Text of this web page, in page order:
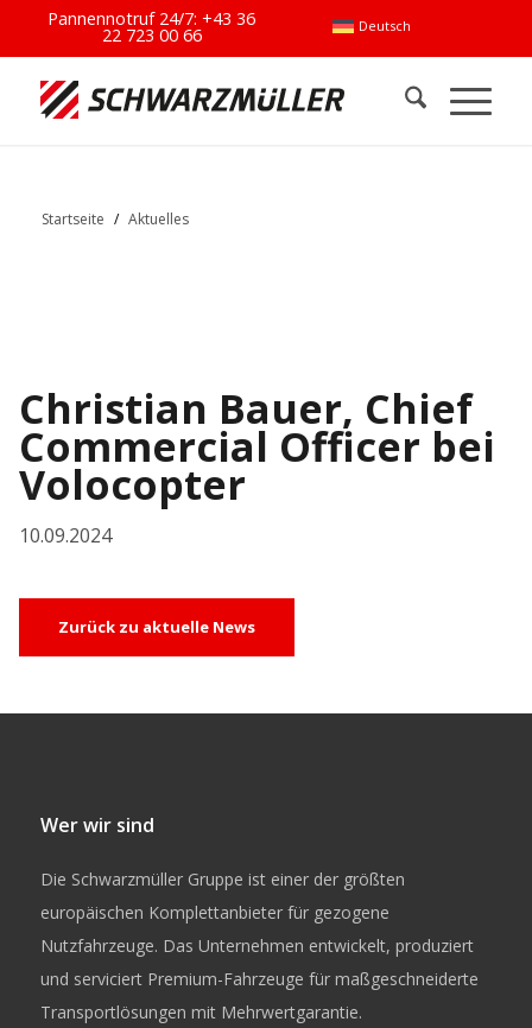
Deutsch
Pannennotruf 24/7:+43 36
22 723 00 66
Startseite / Aktuelles
Christian Bauer, Chief
Commercial Officer bei
Volocopter
10.09.2024
Zurück zu aktuelle News
Wer wir sind
Die Schwarzmüller Gruppe ist einer der größten
europäischen Komplettanbieter für gezogene
Nutzfahrzeuge. Das Unternehmen entwickelt, produziert
und serviciert Premium-Fahrzeuge für maßgeschneiderte
Transportlösungen mit Mehrwertgarantie.